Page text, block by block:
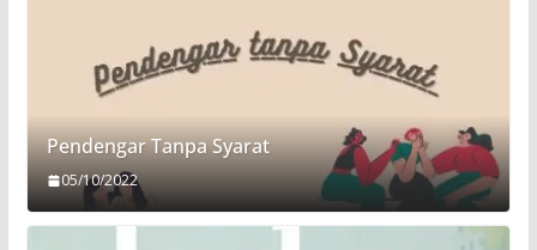
Pendengar Tanpa Syarat
05/10/2022